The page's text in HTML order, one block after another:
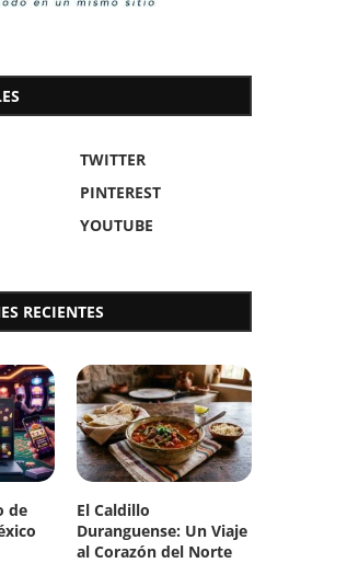
TWITTER
PINTEREST
YOUTUBE
RECIENTES
de
El Caldillo
Duranguense: Un Viaje
al Corazón del Norte